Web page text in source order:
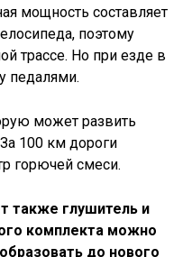
мощность составляет
поэтому
трассе. Но при езде в
педалями.
может развить
100 км дороги
горючей смеси.
также глушитель и
комплекта можно
до нового